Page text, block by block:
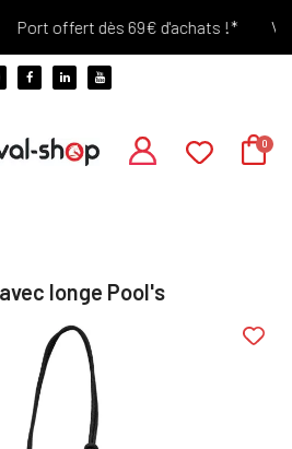
Port offert dès 69€ d'achats !*
longe Pool's